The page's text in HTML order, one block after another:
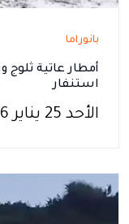
بانوراما
أمطار عاتية
استنفار
الأحد 25 يناير 2026